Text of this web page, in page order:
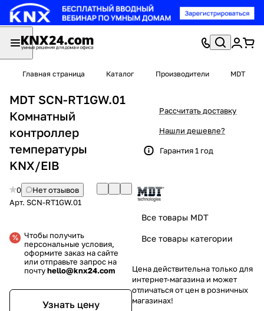
Главная страница Каталог Производители MDT
MDT SCN-RT1GW.01
Комнатный
контроллер
температуры
KNX/EIB
0
Нет отзывов
Арт. SCN-RT1GW.01
Чтобы получить
персональные условия,
оформите заказ на сайте
или отправьте запрос на
почтуhello@knx24.com
Узнать цену
Рассчитать доставку
Нашли дешевле?
Гарантия 1 год
Все товары MDT
Все товары категории
Цена действительна только для
интернет-магазина и может
отличаться от цен в розничных
магазинах!